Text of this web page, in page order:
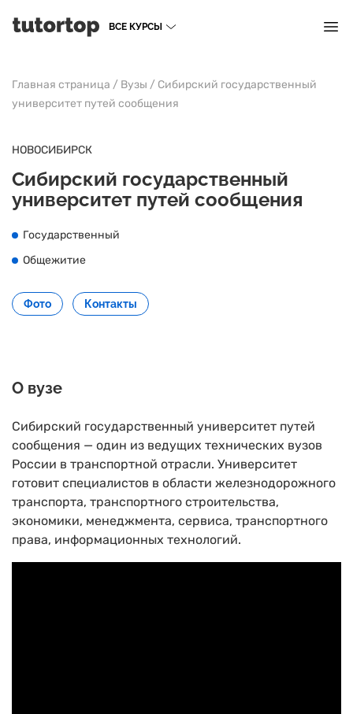
ВСЕ КУРСЫ
Главная страница / Вузы / Сибирский государственный
университет путей сообщения
НОВОСИБИРСК
Сибирский государственный
университет путей сообщения
Государственный
Общежитие
Фото Контакты
О вузе
Сибирский государственный университет путей
сообщения — один из ведущих технических вузов
России в транспортной отрасли. Университет
готовит специалистов в области железнодорожного
транспорта, транспортного строительства,
экономики, менеджмента, сервиса, транспортного
права, информационных технологий.